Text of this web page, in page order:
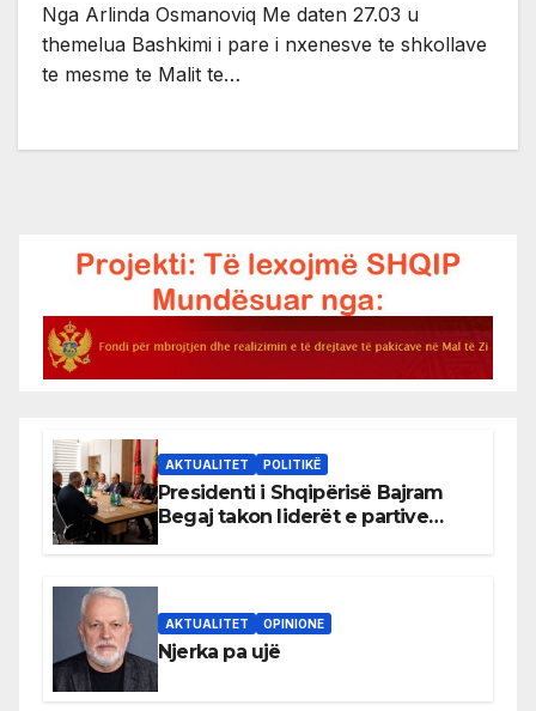
Nga Arlinda Osmanoviq Me daten 27.03 u
themelua Bashkimi i pare i nxenesve te shkollave
te mesme te Malit te…
AKTUALITET POLITIKË
Presidenti i Shqipërisë Bajram
Begaj takon liderët e partive
AKTUALITET OPINIONE
Njerka pa ujë